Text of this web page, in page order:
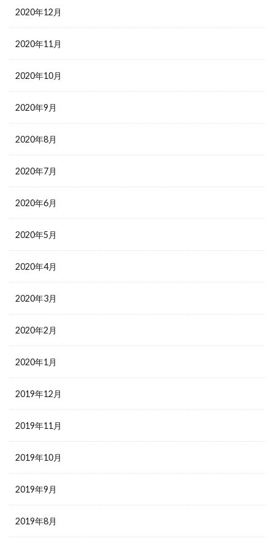
2020年12月
2020年11月
2020年10月
2020年9月
2020年8月
2020年7月
2020年6月
2020年5月
2020年4月
2020年3月
2020年2月
2020年1月
2019年12月
2019年11月
2019年10月
2019年9月
2019年8月